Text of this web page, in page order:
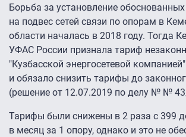
Борьба за установление
на подвес сетей связи по опорам в
области началась в 2018 году. Тогда
УФАС России признала тариф
"Кузбасской энергосетевой
и обязало снизить тарифы до
(решение от 12.07.2019 по делу № №
Тарифы были снижены в 2 раза с 399
в месяц за 1 опору, однако и это не